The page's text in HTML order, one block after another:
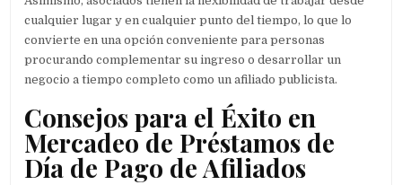
cualquier lugar y en cualquier punto del tiempo, lo que lo
convierte en una opción conveniente para personas
procurando complementar su ingreso o desarrollar un
negocio a tiempo completo como un afiliado publicista.
Consejos para el Éxito en
Mercadeo de Préstamos de
Día de Pago de Afiliados